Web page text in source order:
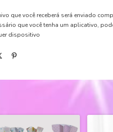
que você receberá será enviado
que você tenha um aplicativo,
dispositivo